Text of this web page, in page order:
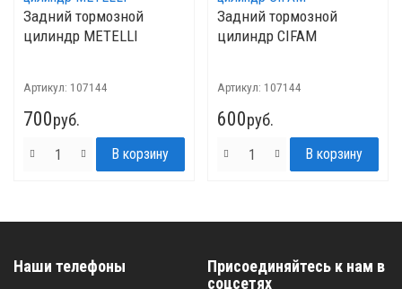
Задний тормозной
цилиндр METELLI
Артикул: 107144
700руб.
Задний тормозной
цилиндр CIFAM
Артикул: 107144
600руб.
Наши телефоны
Присоединяйтесь к нам в
соцсетях